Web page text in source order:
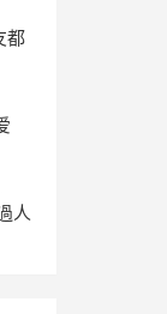
都
人